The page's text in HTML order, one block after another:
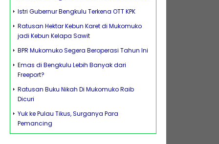
Istri Gubernur Bengkulu Terkena OTT KPK
Ratusan Hektar Kebun Karet di Mukomuko
jadi Kebun Kelapa Sawit
BPR Mukomuko Segera Beroperasi Tahun Ini
Emas di Bengkulu Lebih Banyak dari
Freeport?
Ratusan Buku Nikah Di Mukomuko Raib
Dicuri
Yuk ke Pulau Tikus, Surganya Para
Pemancing